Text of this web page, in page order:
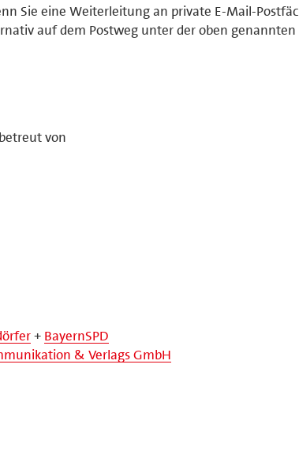
Sie eine Weiterleitung an private E-Mail-
auf dem Postweg unter der oben
von
+ BayernSPD
& Verlags GmbH